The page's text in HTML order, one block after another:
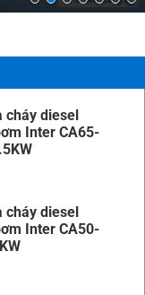
cháy diesel
Inter CA65-
cháy diesel
Inter CA50-